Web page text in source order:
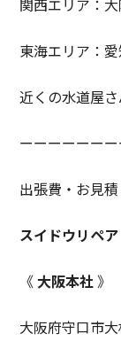
関西エリア：
東海エリア：
近くの水道屋
ーーーーーー
出張費・お見
スイドウリペ
《大阪本社》
大阪府守口市